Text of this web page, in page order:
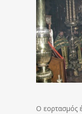
Ο εορτασμός